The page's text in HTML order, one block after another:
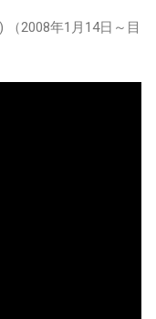
2008年1月14日～目